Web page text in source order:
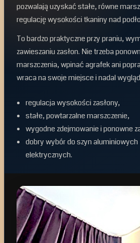
pozwalają uzyskać stałe, równe
regulację wysokości tkaniny nad
To bardzo praktyczne przy praniu,
zawieszaniu zasłon. Nie trzeba
marszczenia, wpinać agrafek ani
wraca na swoje miejsce i nadal
regulacja wysokości zasłony,
stałe, powtarzalne marszczenie,
wygodne zdejmowanie i ponowne
dobry wybór do szyn aluminiowych
elektrycznych.